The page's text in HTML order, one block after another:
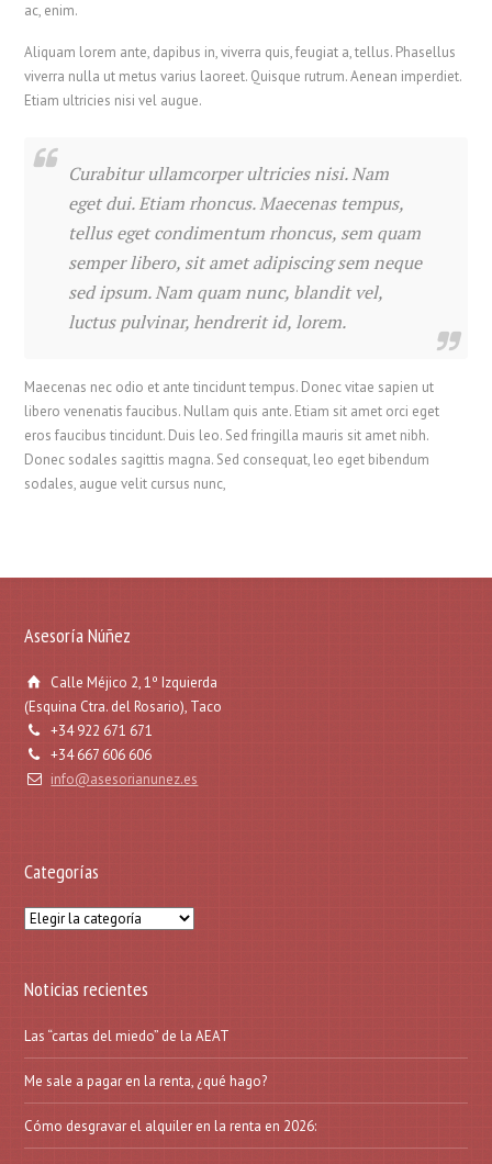
ac, enim.
Aliquam lorem ante, dapibus in, viverra quis, feugiat a, tellus. Phasellus
viverra nulla ut metus varius laoreet. Quisque rutrum. Aenean imperdiet.
Etiam ultricies nisi vel augue.
Curabitur ullamcorper ultricies nisi. Nam
eget dui. Etiam rhoncus. Maecenas tempus,
tellus eget condimentum rhoncus, sem quam
semper libero, sit amet adipiscing sem neque
sed ipsum. Nam quam nunc, blandit vel,
luctus pulvinar, hendrerit id, lorem.
Maecenas nec odio et ante tincidunt tempus. Donec vitae sapien ut
libero venenatis faucibus. Nullam quis ante. Etiam sit amet orci eget
eros faucibus tincidunt. Duis leo. Sed fringilla mauris sit amet nibh.
Donec sodales sagittis magna. Sed consequat, leo eget bibendum
sodales, augue velit cursus nunc,
Asesoría Núñez
Calle Méjico 2, 1º Izquierda
(Esquina Ctra. del Rosario), Taco
+34 922 671 671
+34 667 606 606
info@asesorianunez.es
Categorías
Categorías
Noticias recientes
Las “cartas del miedo” de la AEAT
Me sale a pagar en la renta, ¿qué hago?
Cómo desgravar el alquiler en la renta en 2026: